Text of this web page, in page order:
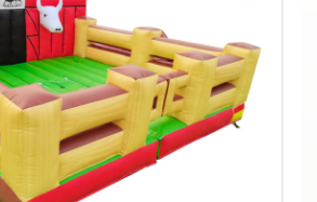
Español
عربي